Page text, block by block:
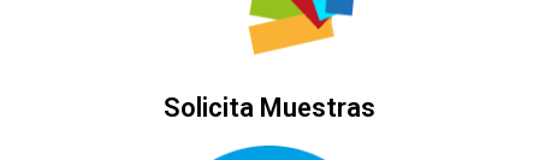
Solicita Muestras